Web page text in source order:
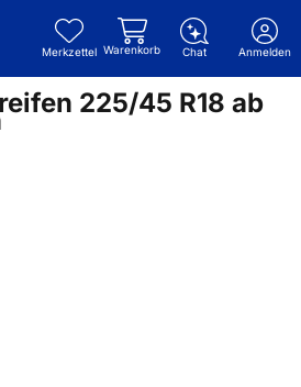
Merkzettel Warenkorb Chat Anmelden
225/45 R18 ab